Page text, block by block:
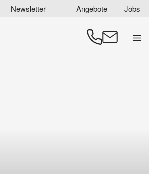
Newsletter Angebote Jobs